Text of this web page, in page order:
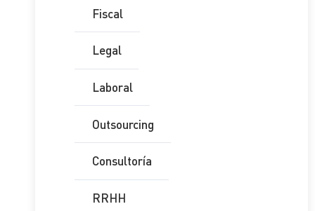
Fiscal
Legal
Laboral
Outsourcing
Consultoría
RRHH